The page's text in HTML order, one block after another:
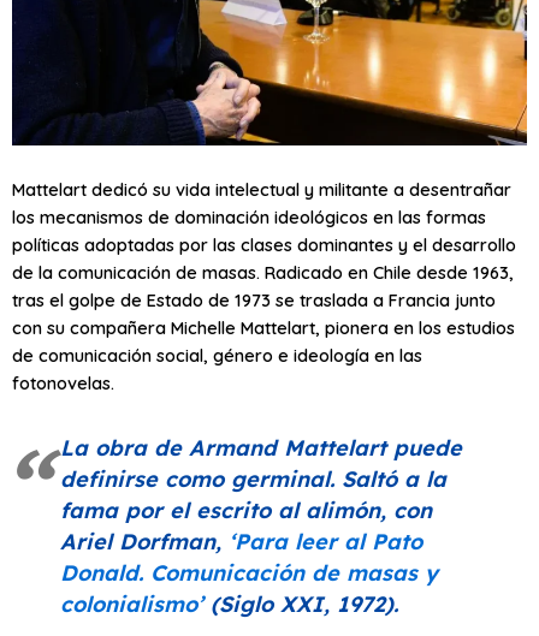
Mattelart dedicó su vida intelectual y militante a desentrañar
los mecanismos de dominación ideológicos en las formas
políticas adoptadas por las clases dominantes y el desarrollo
de la comunicación de masas. Radicado en Chile desde 1963,
tras el golpe de Estado de 1973 se traslada a Francia junto
con su compañera Michelle Mattelart, pionera en los estudios
de comunicación social, género e ideología en las
fotonovelas.
La obra de Armand Mattelart puede
definirse como germinal. Saltó a la
fama por el escrito al alimón, con
Ariel Dorfman, ‘Para leer al Pato
Donald. Comunicación de masas y
colonialismo’(Siglo XXI, 1972).